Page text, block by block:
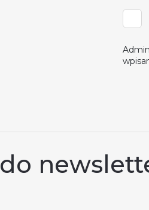
do